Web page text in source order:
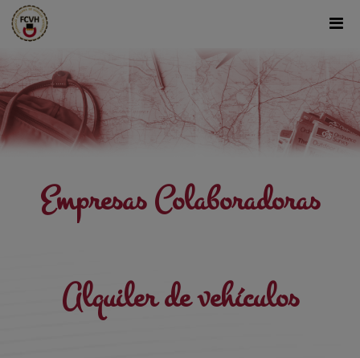
Empresas Colaboradoras
Alquiler de vehículos